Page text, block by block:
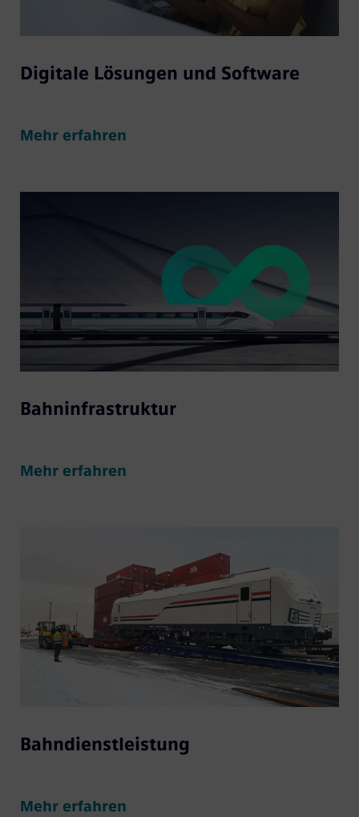
Digitale Lösungen und Software
Mehr erfahren
Bahninfrastruktur
Mehr erfahren
Bahndienstleistung
Mehr erfahren